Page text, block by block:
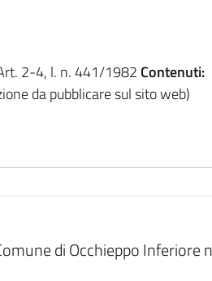
2-4, l. n. 441/1982 Contenuti:
da pubblicare sul sito web)
di Occhieppo Inferiore